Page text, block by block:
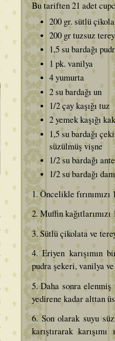
Bu tariften 21 adet
200 gr. sütlü
200 gr tuzsuz
1,5 su bardağı
1 pk. vanilya
4 yumurta
2 su bardağı un
1/2 çay kaşığı tuz
2 yemek kaşığı
1,5 su bardağı
süzülmüş vişne
1/2 su bardağı
1/2 su bardağı
1. Öncelikle
2. Muffin
3. Sütlü çikolata ve
4. Eriyen karışımın
pudra şekeri, vanilya
5. Daha sonra
yedirene kadar alttan
6. Son olarak suyu
karıştırarak